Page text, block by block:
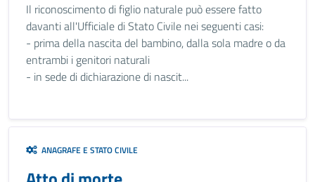
Il riconoscimento di figlio naturale può essere fatto
davanti all'Ufficiale di Stato Civile nei seguenti casi:
- prima della nascita del bambino, dalla sola madre o da
entrambi i genitori naturali
- in sede di dichiarazione di nascit...
ANAGRAFE E STATO CIVILE